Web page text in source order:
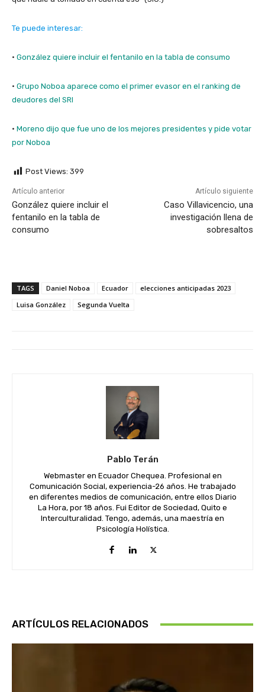
Te puede interesar:
· González quiere incluir el fentanilo en la tabla de consumo
· Grupo Noboa aparece como el primer evasor en el ranking de
deudores del SRI
· Moreno dijo que fue uno de los mejores presidentes y pide votar
por Noboa
Post Views: 399
Artículo anterior
González quiere incluir el
fentanilo en la tabla de
consumo
Artículo siguiente
Caso Villavicencio, una
investigación llena de
sobresaltos
TAGS Daniel Noboa Ecuador
elecciones anticipadas 2023
Luisa González
Segunda Vuelta
Pablo Terán
Webmaster en Ecuador Chequea. Profesional en
Comunicación Social, experiencia-26 años. He trabajado
en diferentes medios de comunicación, entre ellos Diario
La Hora, por 18 años. Fui Editor de Sociedad, Quito e
Interculturalidad. Tengo, además, una maestría en
Psicología Holística.
ARTÍCULOS RELACIONADOS